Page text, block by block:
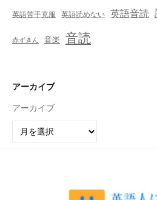
英語苦手克服 英語読めない 英語音読
赤ずきん 音楽 音読
アーカイブ
アーカイブ